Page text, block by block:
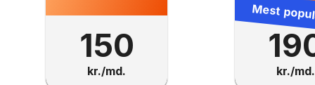
150
kr./md.
Mest
kr./md.